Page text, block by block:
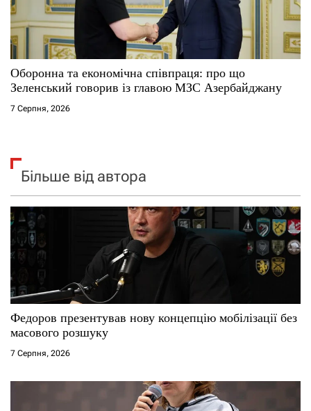
Оборонна та економічна співпраця: про що
Зеленський говорив із главою МЗС Азербайджану
7 Серпня, 2026
Більше від автора
Федоров презентував нову концепцію мобілізації без
масового розшуку
7 Серпня, 2026